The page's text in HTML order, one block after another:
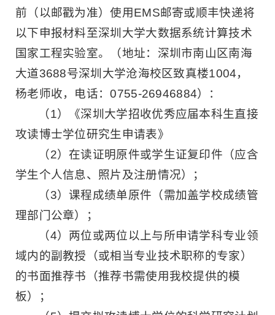
前（以邮戳为准）使用EMS邮寄或顺丰快递将
以下申报材料至深圳大学大数据系统计算技术
国家工程实验室。（地址：深圳市南山区南海
大道3688号深圳大学沧海校区致真楼1004，
杨老师收，电话：0755-26946884）：
（1）《深圳大学招收优秀应届本科生直接
攻读博士学位研究生申请表》
（2）在读证明原件或学生证复印件（应含
学生个人信息、照片及注册情况）；
（3）课程成绩单原件（需加盖学校成绩管
理部门公章）；
（4）两位或两位以上与所申请学科专业领
域内的副教授（或相当专业技术职称的专家）
的书面推荐书（推荐书需使用我校提供的模
板）；